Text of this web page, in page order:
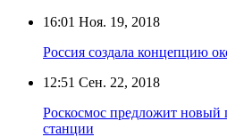
16:01 Ноя. 19, 2018
Россия создала концепцию
12:51 Сен. 22, 2018
Роскосмос предложит новый
станции